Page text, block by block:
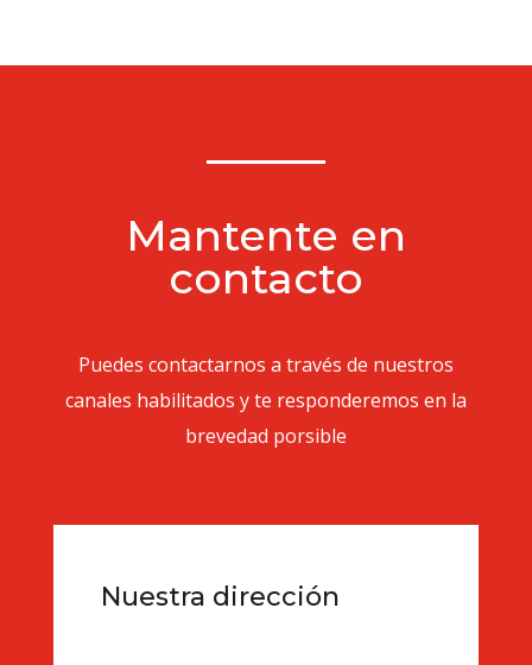
Mantente en
contacto
Puedes contactarnos a través de nuestros
canales habilitados y te responderemos en la
brevedad porsible
Nuestra dirección